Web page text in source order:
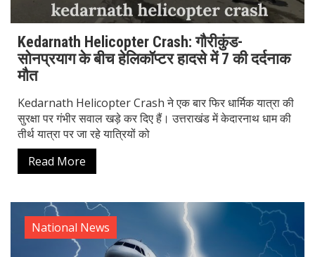
Kedarnath Helicopter Crash: गौरीकुंड-
सोनप्रयाग के बीच हेलिकॉप्टर हादसे में 7 की दर्दनाक
मौत
Kedarnath Helicopter Crash ने एक बार फिर धार्मिक यात्रा की
सुरक्षा पर गंभीर सवाल खड़े कर दिए हैं। उत्तराखंड में केदारनाथ धाम की
तीर्थ यात्रा पर जा रहे यात्रियों को
Read More
National News